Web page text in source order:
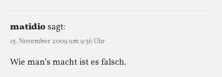
matidiosagt:
15. November 2009 um 9:36 Uhr
Wie man’s macht ist es falsch.